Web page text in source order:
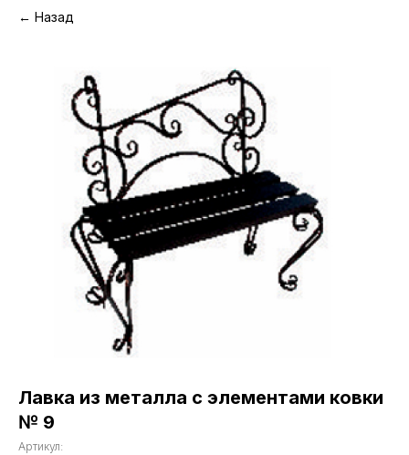
← Назад
Лавка из металла с элементами ковки
№ 9
Артикул: